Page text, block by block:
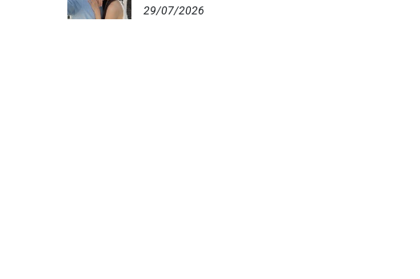
29/07/2026